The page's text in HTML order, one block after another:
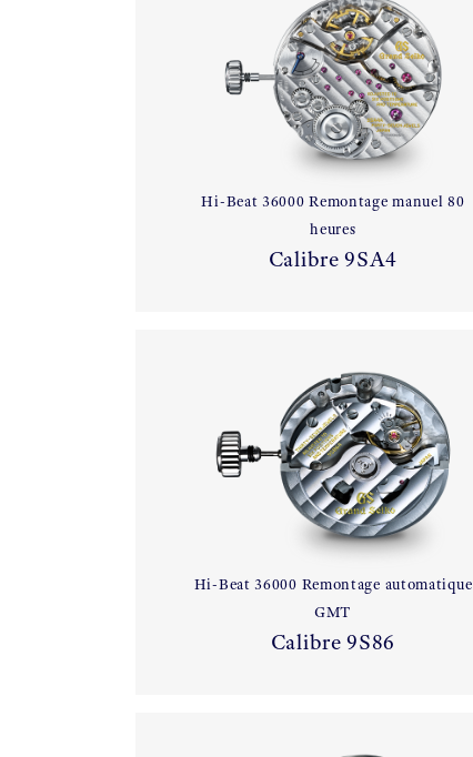
Hi-Beat 36000 Remontage manuel 80
heures
Calibre 9SA4
Hi-Beat 36000 Remontage automatique
GMT
Calibre 9S86